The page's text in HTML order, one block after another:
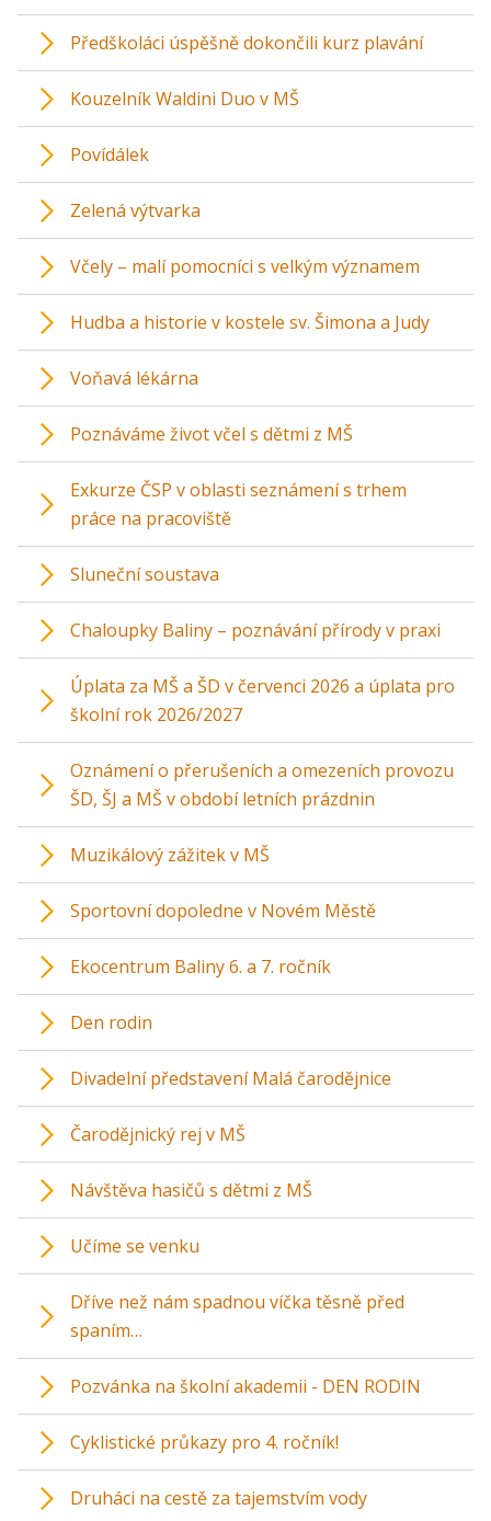
Předškoláci úspěšně dokončili kurz plavání
Kouzelník Waldini Duo v MŠ
Povídálek
Zelená výtvarka
Včely – malí pomocníci s velkým významem
Hudba a historie v kostele sv. Šimona a Judy
Voňavá lékárna
Poznáváme život včel s dětmi z MŠ
Exkurze ČSP v oblasti seznámení s trhem
práce na pracoviště
Sluneční soustava
Chaloupky Baliny – poznávání přírody v praxi
Úplata za MŠ a ŠD v červenci 2026 a úplata pro
školní rok 2026/2027
Oznámení o přerušeních a omezeních provozu
ŠD, ŠJ a MŠ v období letních prázdnin
Muzikálový zážitek v MŠ
Sportovní dopoledne v Novém Městě
Ekocentrum Baliny 6. a 7. ročník
Den rodin
Divadelní představení Malá čarodějnice
Čarodějnický rej v MŠ
Návštěva hasičů s dětmi z MŠ
Učíme se venku
Dříve než nám spadnou víčka těsně před
spaním…
Pozvánka na školní akademii - DEN RODIN
Cyklistické průkazy pro 4. ročník!
Druháci na cestě za tajemstvím vody